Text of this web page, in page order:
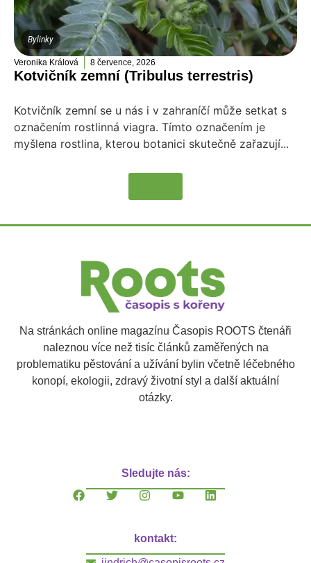
Bylinky
Veronika Králová 8 července, 2026
Kotvičník zemní (Tribulus terrestris)
Kotvičník zemní se u nás i v zahraníčí může setkat s
označením rostlinná viagra. Tímto označením je
myšlena rostlina, kterou botanici skutečně zařazují...
Na stránkách online magazínu Časopis ROOTS čtenáři
naleznou více než tisíc článků zaměřených na
problematiku pěstování a užívání bylin včetně léčebného
konopí, ekologii, zdravý životní styl a další aktuální
otázky.
Sledujte nás:
kontakt: